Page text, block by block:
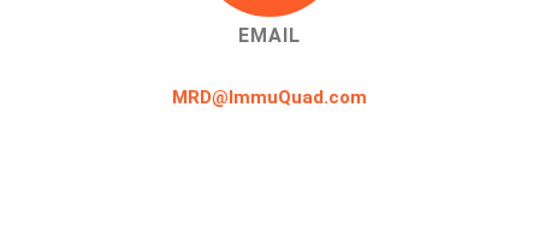
EMAIL
MRD@ImmuQuad.com